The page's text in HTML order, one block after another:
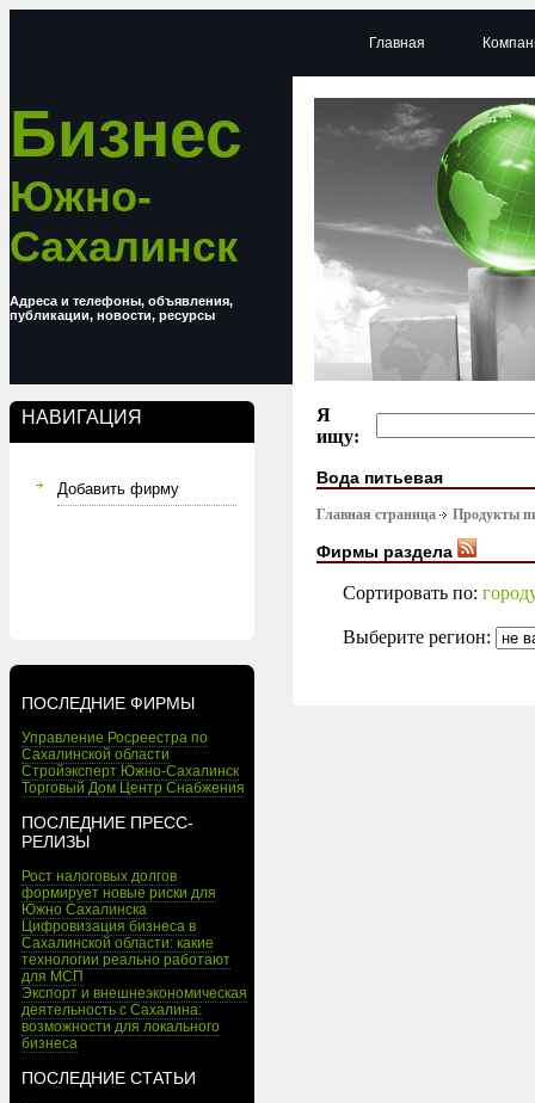
Бизнес
Южно-
Сахалинск
Адреса и телефоны, объявления,
публикации, новости, ресурсы
НАВИГАЦИЯ
Добавить фирму
ПОСЛЕДНИЕ ФИРМЫ
Управление Росреестра по
Сахалинской области
Стройэксперт Южно-Сахалинск
Торговый Дом Центр Снабжения
ПОСЛЕДНИЕ ПРЕСС-
РЕЛИЗЫ
Рост налоговых долгов
формирует новые риски для
Южно Сахалинска
Цифровизация бизнеса в
Сахалинской области: какие
технологии реально работают
для МСП
Экспорт и внешнеэкономическая
деятельность с Сахалина:
возможности для локального
бизнеса
ПОСЛЕДНИЕ СТАТЬИ
Главная
Я
ищу:
Вода питьевая
Главная страница Продукты
Фирмы раздела
Сортировать по:
Выберите регион: